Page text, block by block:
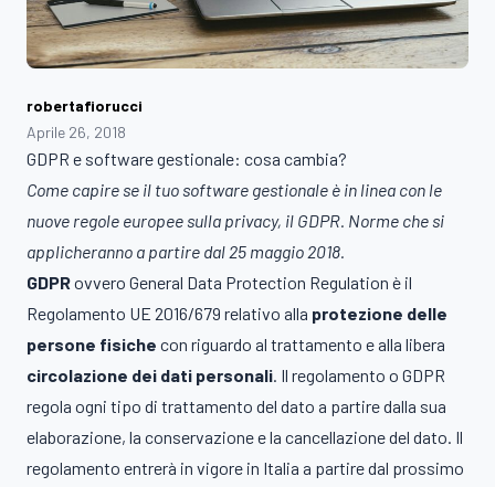
robertafiorucci
Aprile 26, 2018
GDPR e software gestionale: cosa cambia?
Come capire se il tuo software gestionale è in linea con le
nuove regole europee sulla privacy, il GDPR. Norme che si
applicheranno a partire dal 25 maggio 2018.
GDPRovvero General Data Protection Regulation è il
Regolamento UE 2016/679 relativo alla protezione delle
persone fisiche con riguardo al trattamento e alla libera
circolazione dei dati personali. Il regolamento o GDPR
regola ogni tipo di trattamento del dato a partire dalla sua
elaborazione, la conservazione e la cancellazione del dato. Il
regolamento entrerà in vigore in Italia a partire dal prossimo